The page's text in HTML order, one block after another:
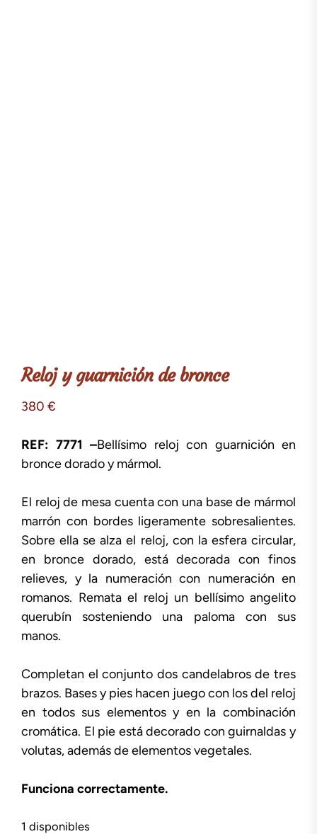
Reloj y guarnición de bronce
380 €
REF: 7771 –Bellísimo reloj con guarnición en
bronce dorado y mármol.
El reloj de mesa cuenta con una base de mármol
marrón con bordes ligeramente sobresalientes.
Sobre ella se alza el reloj, con la esfera circular,
en bronce dorado, está decorada con finos
relieves, y la numeración con numeración en
romanos. Remata el reloj un bellísimo angelito
querubín sosteniendo una paloma con sus
manos.
Completan el conjunto dos candelabros de tres
brazos. Bases y pies hacen juego con los del reloj
en todos sus elementos y en la combinación
cromática. El pie está decorado con guirnaldas y
volutas, además de elementos vegetales.
Funciona correctamente.
1 disponibles